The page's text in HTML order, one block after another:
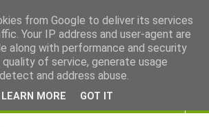
from Google to deliver its services
Your IP address and user-agent are
along with performance and security
of service, generate usage
and address abuse.
LEARN MORE GOT IT